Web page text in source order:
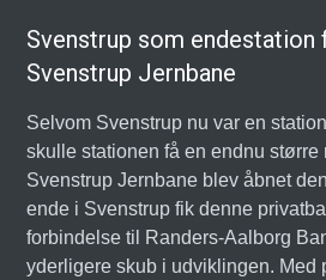
Svenstrup som endestation
Svenstrup Jernbane
Selvom Svenstrup nu var en
skulle stationen få en endnu større
Svenstrup Jernbane blev åbnet
ende i Svenstrup fik denne
forbindelse til Randers-Aalborg
yderligere skub i udviklingen. Med